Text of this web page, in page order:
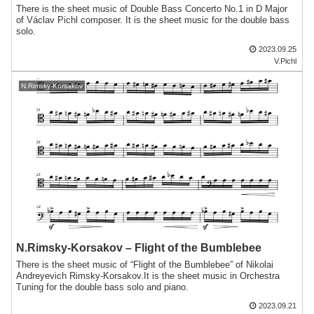
There is the sheet music of Double Bass Concerto No.1 in D Major
of Václav Pichl composer. It is the sheet music for the double bass
solo.
2023.09.25
V.Pichl
N.Rimsky-Korsakov
N.Rimsky-Korsakov – Flight of the Bumblebee
There is the sheet music of “Flight of the Bumblebee” of Nikolai
Andreyevich Rimsky-Korsakov.It is the sheet music in Orchestra
Tuning for the double bass solo and piano.
2023.09.21